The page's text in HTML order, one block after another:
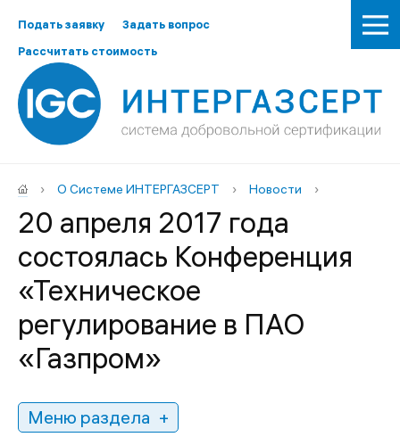
Подать заявку
Задать вопрос
Рассчитать стоимость
› О Системе ИНТЕРГАЗСЕРТ › Новости ›
20 апреля 2017 года
состоялась Конференция
«Техническое
регулирование в ПАО
«Газпром»
Меню раздела